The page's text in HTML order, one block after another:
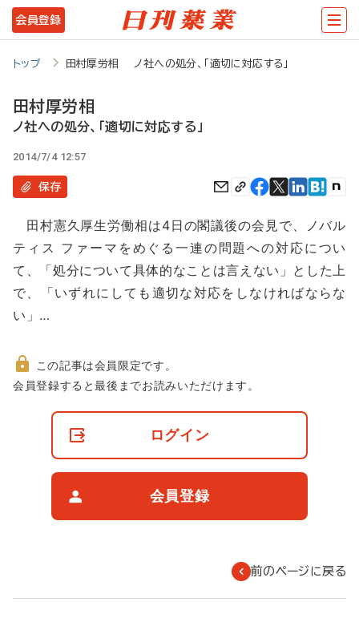
メ
イ
ツ
移
動
会員登録
トップ 田村厚労相 ノ社への処分、「適切に対応する」
田村厚労相
ノ社への処分、「適切に対応する」
2014/7/4 12:57
保存
田村憲久厚生労働相は4日の閣議後の会見で、ノバル
ティス ファーマをめぐる一連の問題への対応につい
て、「処分について具体的なことは言えない」とした上
で、「いずれにしても適切な対応をしなければならな
い」…
非
この記事は会員限定です。
会員登録すると最後までお読みいただけます。
ログイン
会員登録
前のページに戻る